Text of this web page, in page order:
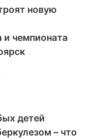
новую
и чемпионата
детей
– что